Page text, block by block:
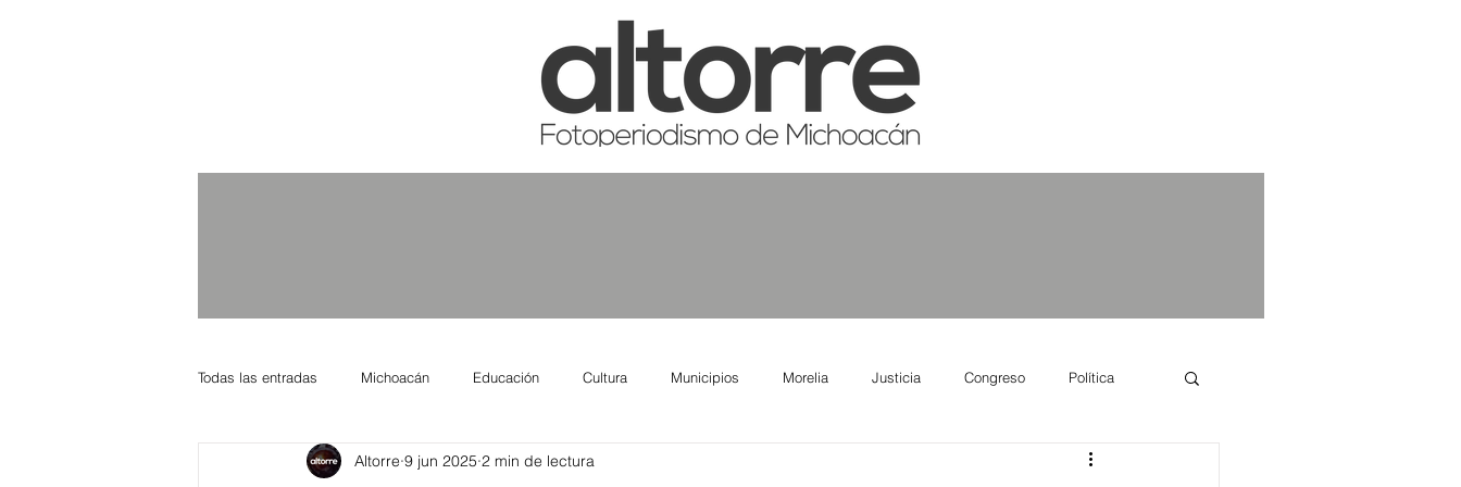
Todas las entradas Michoacán Educación Cultura Municipios Morelia Justicia Congreso Política
Nacional Internacional Columnistas Salud
Altorre 9 jun 2025 2 min de lectura